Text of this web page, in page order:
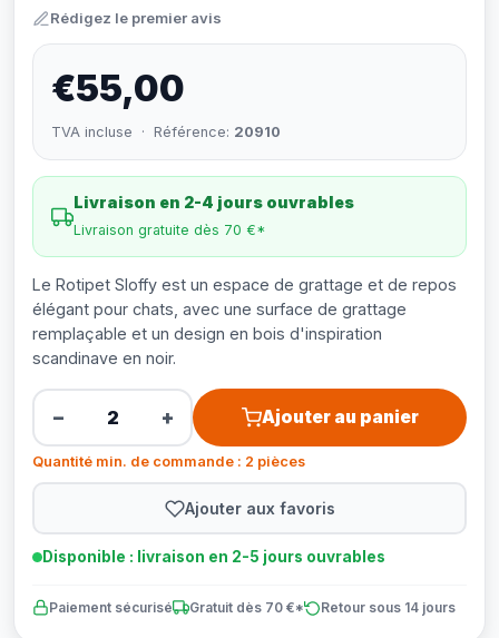
Rédigez le premier avis
€55,00
TVA incluse · Référence: 20910
Livraison en 2-4 jours ouvrables
Livraison gratuite dès 70 €*
Le Rotipet Sloffy est un espace de grattage et de repos
élégant pour chats, avec une surface de grattage
remplaçable et un design en bois d'inspiration
scandinave en noir.
− + Ajouter au panier
Quantité min. de commande : 2 pièces
Ajouter aux favoris
Disponible : livraison en 2-5 jours ouvrables
Paiement sécurisé Gratuit dès 70 €* Retour sous 14 jours